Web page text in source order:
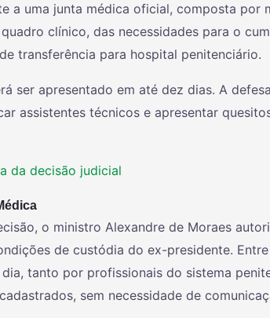
a uma junta médica oficial, composta por
clínico, das necessidades para o
transferência para hospital penitenciário.
ser apresentado em até dez dias. A
assistentes técnicos e apresentar
da decisão judicial
o ministro Alexandre de Moraes
de custódia do ex-presidente.
tanto por profissionais do sistema
sem necessidade de